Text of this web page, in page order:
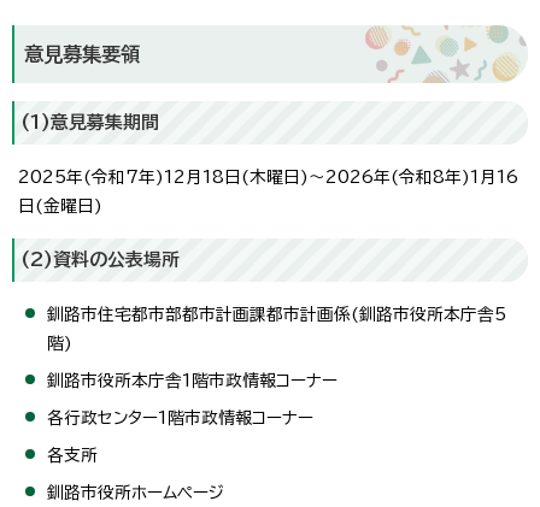
意見募集要領
(1)意見募集期間
2025年(令和7年)12月18日(木曜日)～2026年(令和8年)1月16
日(金曜日)
(2)資料の公表場所
釧路市住宅都市部都市計画課都市計画係(釧路市役所本庁舎5
階)
釧路市役所本庁舎1階市政情報コーナー
各行政センター1階市政情報コーナー
各支所
釧路市役所ホームページ